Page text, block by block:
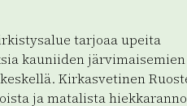
tarjoaa upeita
kauniiden
Kirkasvetinen
ja matalista